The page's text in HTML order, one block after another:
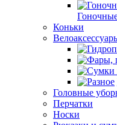
Коньки
Головные
Перчатки
Носки